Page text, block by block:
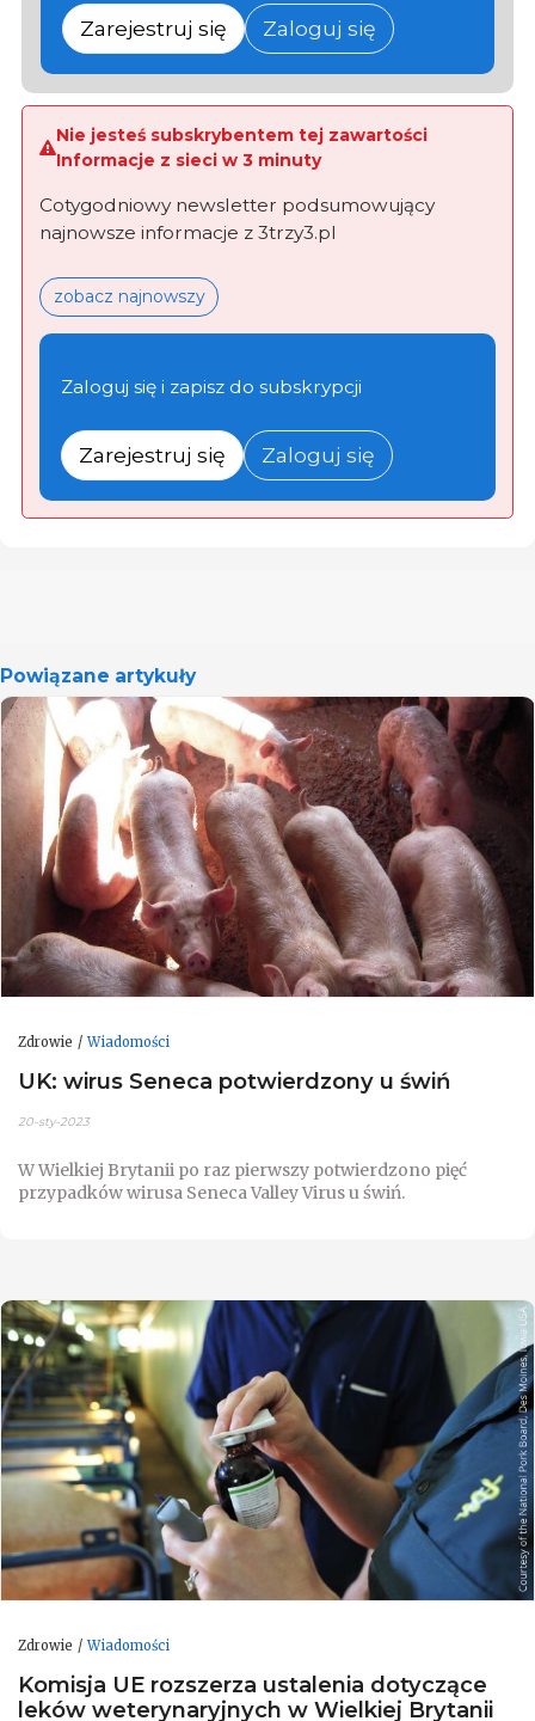
Zarejestruj się Zaloguj się
Nie jesteś subskrybentem tej zawartości
Informacje z sieci w 3 minuty
Cotygodniowy newsletter podsumowujący
najnowsze informacje z 3trzy3.pl
zobacz najnowszy
Zaloguj się i zapisz do subskrypcji
Zarejestruj się Zaloguj się
Powiązane artykuły
Zdrowie Wiadomości
UK: wirus Seneca potwierdzony u świń
20-sty-2023
W Wielkiej Brytanii po raz pierwszy potwierdzono pięć
przypadków wirusa Seneca Valley Virus u świń.
Zdrowie Wiadomości
Komisja UE rozszerza ustalenia dotyczące
leków weterynaryjnych w Wielkiej Brytanii